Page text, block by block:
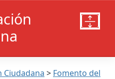
Ciudadana > Fomento del